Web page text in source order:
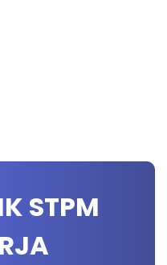
STPM